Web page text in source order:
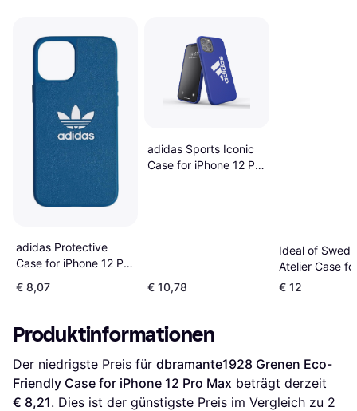
adidas Protective
Case for iPhone 12 Pro
€ 8,07
adidas Sports Iconic
Case for iPhone 12 Pro
€ 10,78
Ideal of
Atelier Case
12 Pro Max
€ 12
Produktinformationen
Der niedrigste Preis für dbramante1928 Grenen Eco-
Friendly Case for iPhone 12 Pro Max
€ 8,21. Dies ist der günstigste Preis im Vergleich zu 2